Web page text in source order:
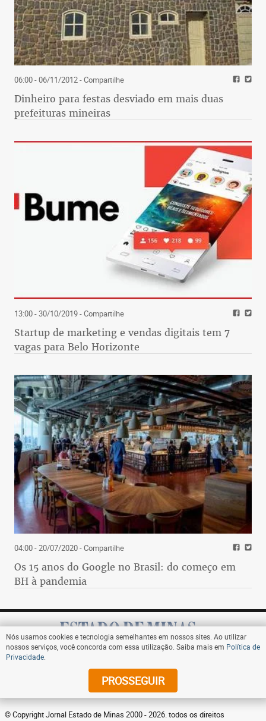
06:00 - 06/11/2012- Compartilhe
Dinheiro para festas desviado em mais duas
prefeituras mineiras
13:00 - 30/10/2019- Compartilhe
Startup de marketing e vendas digitais tem 7
vagas para Belo Horizonte
04:00 - 20/07/2020- Compartilhe
Os 15 anos do Google no Brasil: do começo em
BH à pandemia
Assine
© Copyright Jornal Estado de Minas 2000 - 2026. todos os direitos
Nós usamos cookies e tecnologia semelhantes em nossos sites. Ao utilizar
nossos serviços, você concorda com essa utilização. Saiba mais em Política de
Privacidade
PROSSEGUIR